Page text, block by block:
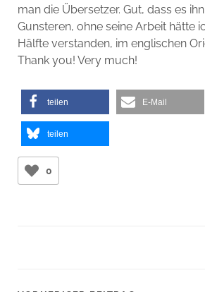
man die Übersetzer. Gut, dass es
Gunsteren, ohne seine Arbeit hätte
Hälfte verstanden, im englischen
Thank you! Very much!
teilen E-Mail
teilen
0